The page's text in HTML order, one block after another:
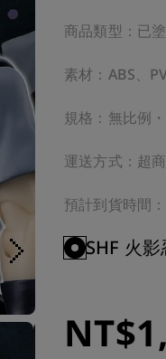
商品類型：已
素材：ABS、
規格：無比例
運送方式：超
預計到貨時間
SHF 火